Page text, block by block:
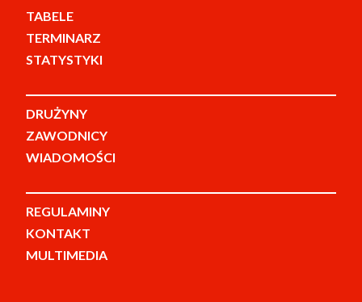
TABELE
TERMINARZ
STATYSTYKI
DRUŻYNY
ZAWODNICY
WIADOMOŚCI
REGULAMINY
KONTAKT
MULTIMEDIA